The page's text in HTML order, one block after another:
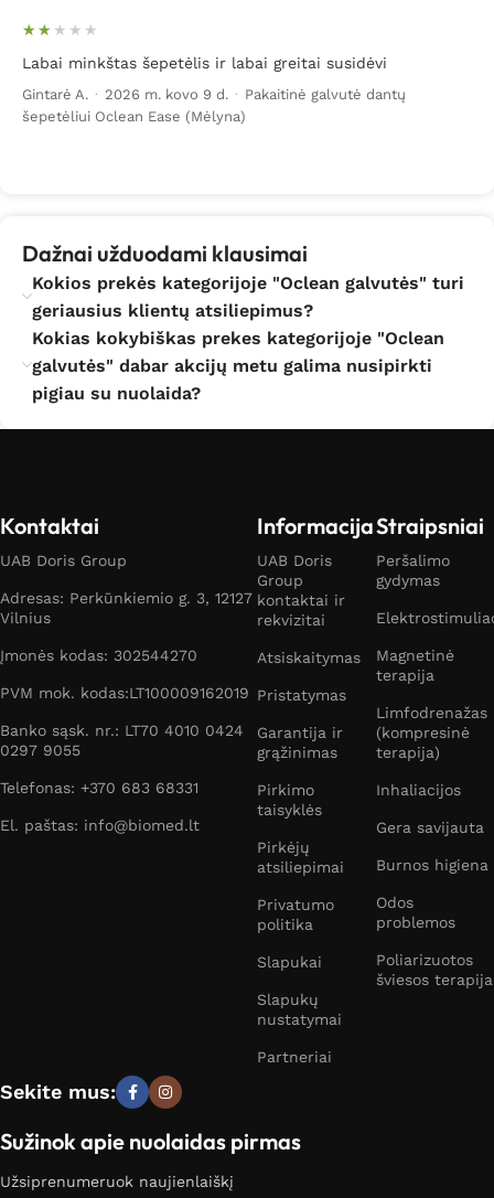
Labai minkštas šepetėlis ir labai greitai susidėvi
Gintarė A. · 2026 m. kovo 9 d. · Pakaitinė galvutė dantų
šepetėliui Oclean Ease (Mėlyna)
Dažnai užduodami klausimai
Kokios prekės kategorijoje "Oclean galvutės" turi
geriausius klientų atsiliepimus?
Kokias kokybiškas prekes kategorijoje "Oclean
galvutės" dabar akcijų metu galima nusipirkti
pigiau su nuolaida?
Kontaktai
UAB Doris Group
Adresas: Perkūnkiemio g. 3, 12127
Vilnius
Įmonės kodas: 302544270
PVM mok. kodas:LT100009162019
Banko sąsk. nr.: LT70 4010 0424
0297 9055
Telefonas: +370 683 68331
El. paštas: info@biomed.lt
Informacija
UAB Doris
Group
kontaktai ir
rekvizitai
Atsiskaitymas
Pristatymas
Garantija ir
grąžinimas
Pirkimo
taisyklės
Pirkėjų
atsiliepimai
Privatumo
politika
Slapukai
Slapukų
nustatymai
Partneriai
Straipsniai
Peršalimo
gydymas
Magnetinė
terapija
Limfodrenažas
(kompresinė
terapija)
Inhaliacijos
Gera savijauta
Burnos higiena
Odos
problemos
Poliarizuotos
šviesos terapija
Sekite mus:
Sužinok apie nuolaidas pirmas
Užsiprenumeruok naujienlaiškį